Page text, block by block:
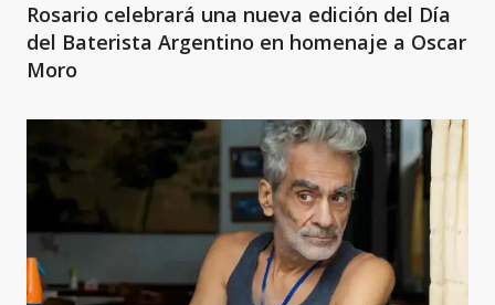
Rosario celebrará una nueva edición del Día
del Baterista Argentino en homenaje a Oscar
Moro